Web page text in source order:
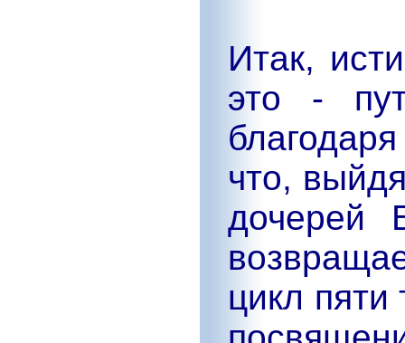
Итак,
это -
что,
дочерей
цикл пяти